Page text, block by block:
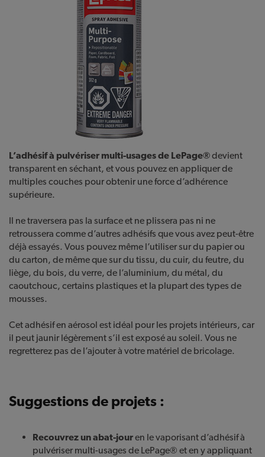
L’adhésif à pulvériser multi-usages de LePage®devient
transparent en séchant, et vous pouvez en appliquer de
multiples couches pour obtenir une force d’adhérence
supérieure.
Il ne traversera pas la surface et ne plissera pas ni ne
retroussera comme d’autres adhésifs que vous avez peut-être
déjà essayés. Vous pouvez même l’utiliser sur du papier ou
du carton, de même que sur du tissu, du cuir, du feutre, du
liège, du bois, du verre, de l’aluminium, du métal, du
caoutchouc, certains plastiques et la plupart des types de
mousses.
Cet adhésif en aérosol est idéal pour les projets intérieurs, car
il peut jaunir légèrement s’il est exposé au soleil. Vous ne
regretterez pas de l’ajouter à votre matériel de bricolage.
Suggestions de projets :
Recouvrez un abat-jouren le vaporisant d’adhésif à
pulvériser multi-usages de LePage® et en y appliquant